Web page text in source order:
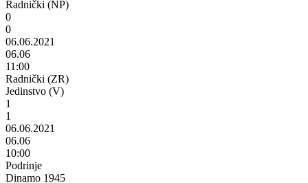
Radnički (NP)
0
0
06.06.2021
06.06
11:00
Radnički (ZR)
Jedinstvo (V)
1
1
06.06.2021
06.06
10:00
Podrinje
Dinamo 1945